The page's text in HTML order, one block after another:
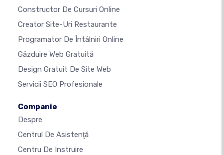
Constructor De Cursuri Online
Creator Site-Uri Restaurante
Programator De Întâlniri Online
Găzduire Web Gratuită
Design Gratuit De Site Web
Servicii SEO Profesionale
Companie
Despre
Centrul De Asistenţă
Centru De Instruire